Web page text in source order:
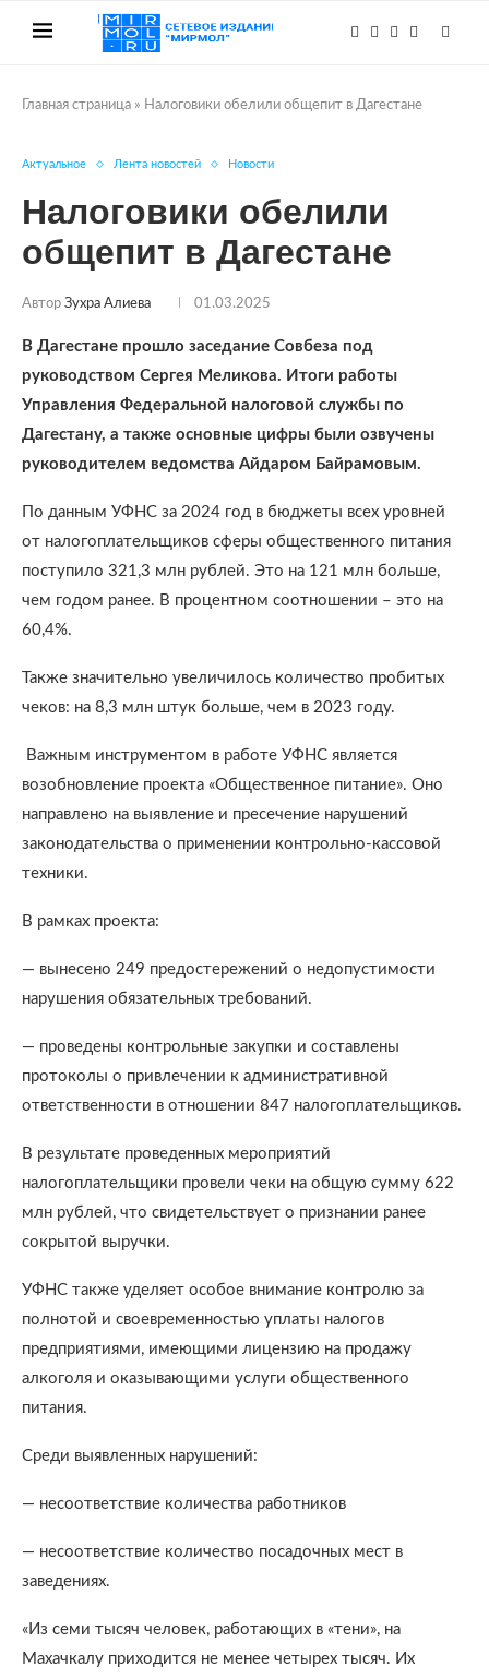
Главная страница » Налоговики обелили общепит в Дагестане
Актуальное Лента новостей Новости
Налоговики обелили
общепит в Дагестане
Автор Зухра Алиева 01.03.2025
В Дагестане прошло заседание Совбеза под
руководством Сергея Меликова. Итоги работы
Управления Федеральной налоговой службы по
Дагестану, а также основные цифры были озвучены
руководителем ведомства Айдаром Байрамовым.
По данным УФНС за 2024 год в бюджеты всех уровней
от налогоплательщиков сферы общественного питания
поступило 321,3 млн рублей. Это на 121 млн больше,
чем годом ранее. В процентном соотношении – это на
60,4%.
Также значительно увеличилось количество пробитых
чеков: на 8,3 млн штук больше, чем в 2023 году.
Важным инструментом в работе УФНС является
возобновление проекта «Общественное питание». Оно
направлено на выявление и пресечение нарушений
законодательства о применении контрольно-кассовой
техники.
В рамках проекта:
— вынесено 249 предостережений о недопустимости
нарушения обязательных требований.
— проведены контрольные закупки и составлены
протоколы о привлечении к административной
ответственности в отношении 847 налогоплательщиков.
В результате проведенных мероприятий
налогоплательщики провели чеки на общую сумму 622
млн рублей, что свидетельствует о признании ранее
сокрытой выручки.
УФНС также уделяет особое внимание контролю за
полнотой и своевременностью уплаты налогов
предприятиями, имеющими лицензию на продажу
алкоголя и оказывающими услуги общественного
питания.
Среди выявленных нарушений:
— несоответствие количества работников
— несоответствие количество посадочных мест в
заведениях.
«Из семи тысяч человек, работающих в «тени», на
Махачкалу приходится не менее четырех тысяч. Их